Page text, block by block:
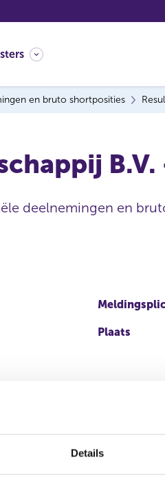
Details
en bruto shortposities
B.V.
deelnemingen en
Plaats